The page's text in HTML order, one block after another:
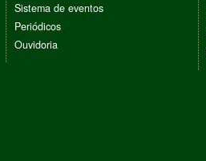
Sistema de eventos
Periódicos
Ouvidoria